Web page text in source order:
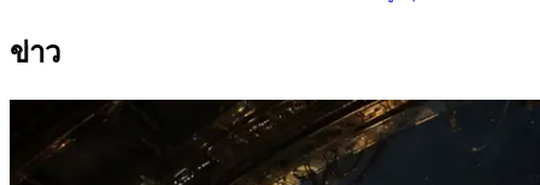
ข่าว